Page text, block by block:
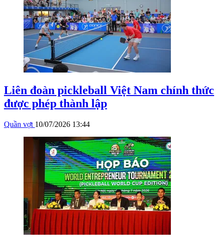
Liên đoàn pickleball Việt Nam chính thức
được phép thành lập
Quần vợt 10/07/2026 13:44